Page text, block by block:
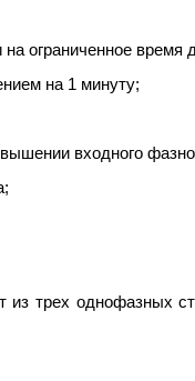
ограниченное время
на 1 минуту;
входного
трех однофазных